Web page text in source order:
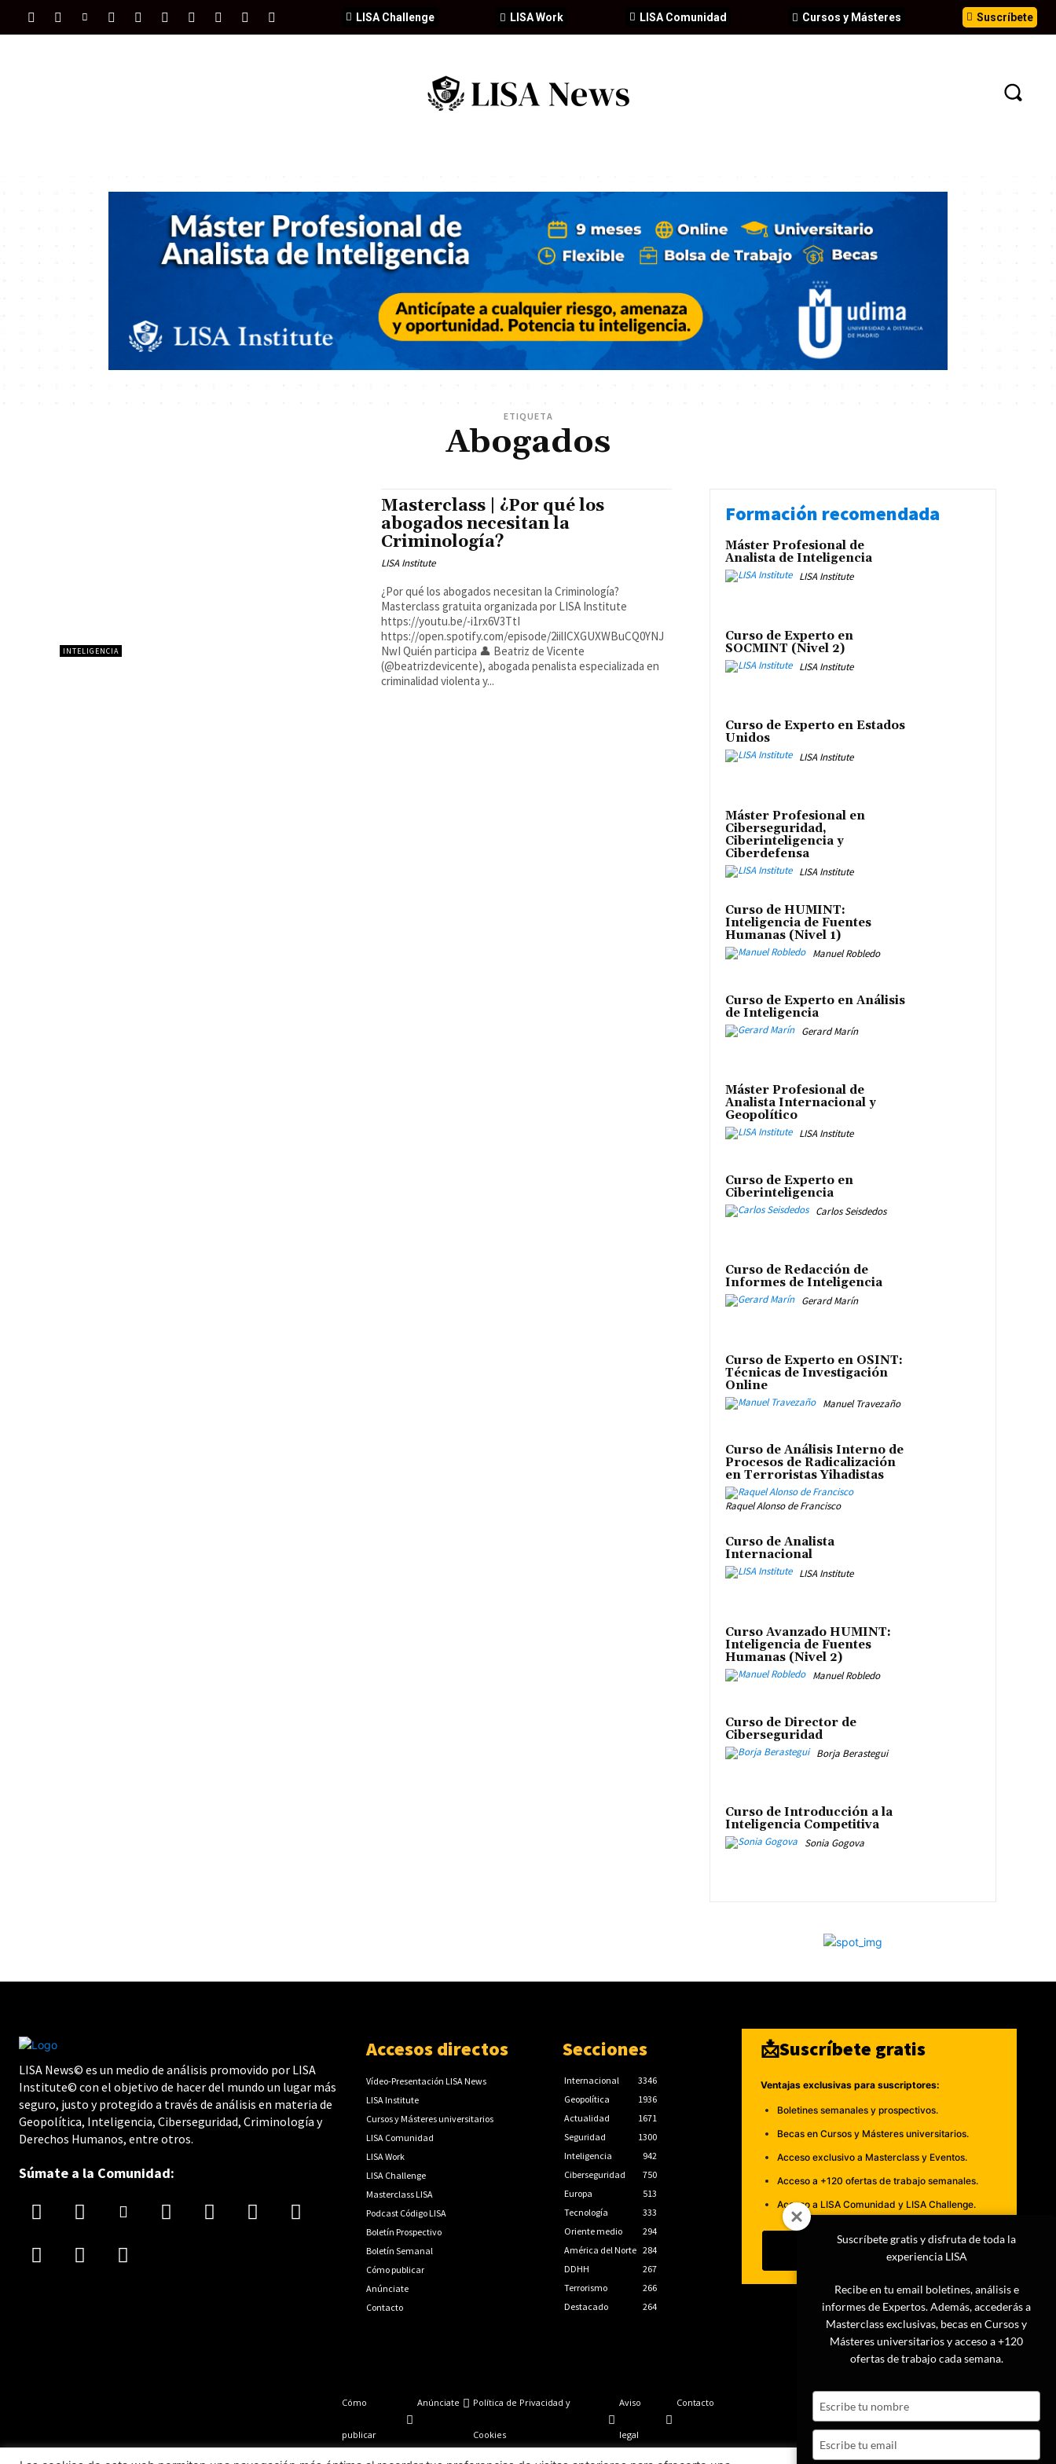
Suscríbete
Cursos y Másteres
LISA Comunidad
LISA Work
LISA Challenge
ETIQUETA
Abogados
INTELIGENCIA
Masterclass | ¿Por qué los
abogados necesitan la
Criminología?
LISA Institute
¿Por qué los abogados necesitan la Criminología?
Masterclass gratuita organizada por LISA Institute
https://youtu.be/-i1rx6V3TtI
https://open.spotify.com/episode/2iilICXGUXWBuCQ0YNJ
NwI Quién participa 👤 Beatriz de Vicente
(@beatrizdevicente), abogada penalista especializada en
criminalidad violenta y...
Formación recomendada
Máster Profesional de
Analista de Inteligencia
LISA Institute
Curso de Experto en
SOCMINT (Nivel 2)
LISA Institute
Curso de Experto en Estados
Unidos
LISA Institute
Máster Profesional en
Ciberseguridad,
Ciberinteligencia y
Ciberdefensa
LISA Institute
Curso de HUMINT:
Inteligencia de Fuentes
Humanas (Nivel 1)
Manuel Robledo
Curso de Experto en Análisis
de Inteligencia
Gerard Marín
Máster Profesional de
Analista Internacional y
Geopolítico
LISA Institute
Curso de Experto en
Ciberinteligencia
Carlos Seisdedos
Curso de Redacción de
Informes de Inteligencia
Gerard Marín
Curso de Experto en OSINT:
Técnicas de Investigación
Online
Manuel Travezaño
Curso de Análisis Interno de
Procesos de Radicalización
en Terroristas Yihadistas
Raquel Alonso de Francisco
Curso de Analista
Internacional
LISA Institute
Curso Avanzado HUMINT:
Inteligencia de Fuentes
Humanas (Nivel 2)
Manuel Robledo
Curso de Director de
Ciberseguridad
Borja Berastegui
Curso de Introducción a la
Inteligencia Competitiva
Sonia Gogova
LISA News© es un medio de análisis promovido por LISA
Institute© con el objetivo de hacer del mundo un lugar más
seguro, justo y protegido a través de análisis en materia de
Geopolítica, Inteligencia, Ciberseguridad, Criminología y
Derechos Humanos, entre otros.
Súmate a la Comunidad:
Accesos directos
Vídeo-Presentación LISA News
LISA Institute
Cursos y Másteres universitarios
LISA Comunidad
LISA Work
LISA Challenge
Masterclass LISA
Podcast Código LISA
Boletín Prospectivo
Boletín Semanal
Cómo publicar
Anúnciate
Contacto
Secciones
Internacional
3346
Geopolítica
1936
Actualidad
1671
Seguridad
1300
Inteligencia
942
Ciberseguridad
750
Europa
513
Tecnología
333
Oriente medio
294
América del Norte 284
DDHH
267
Terrorismo
266
Destacado
264
📩Suscríbete gratis
Ventajas exclusivas para suscriptores:
Boletines semanales y prospectivos.
Becas en Cursos y Másteres universitarios.
Acceso exclusivo a Masterclass y Eventos.
Acceso a +120 ofertas de trabajo semanales.
Acceso a LISA Comunidad y LISA Challenge.
Suscribirme
Cómo
publicar
Anúnciate Política de Privacidad y
Cookies
Aviso
legal
Contacto
LISA News©. Creative Commons BY-NC-ND.
Suscríbete gratis y disfruta de toda la
experiencia LISA
Recibe en tu email boletines, análisis e
informes de Expertos. Además, accederás a
Masterclass exclusivas, becas en Cursos y
Másteres universitarios y acceso a +120
ofertas de trabajo cada semana.
name